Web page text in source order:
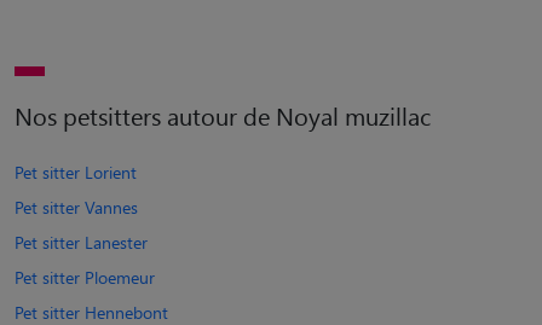
Nos petsitters autour de Noyal muzillac
Pet sitter Lorient
Pet sitter Vannes
Pet sitter Lanester
Pet sitter Ploemeur
Pet sitter Hennebont